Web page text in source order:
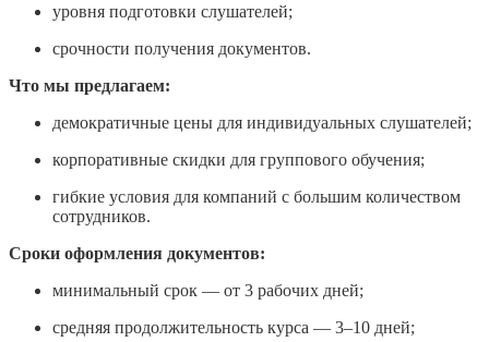
уровня подготовки слушателей;
срочности получения документов.
Что мы предлагаем:
демократичные цены для индивидуальных слушателей;
корпоративные скидки для группового обучения;
гибкие условия для компаний с большим количеством
сотрудников.
Сроки оформления документов:
минимальный срок — от 3 рабочих дней;
средняя продолжительность курса — 3–10 дней;